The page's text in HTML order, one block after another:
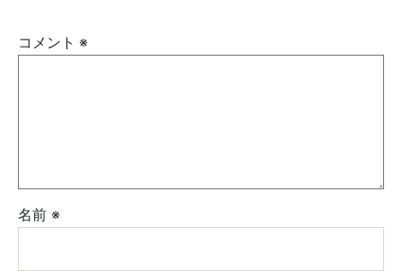
コメント ※
名前 ※